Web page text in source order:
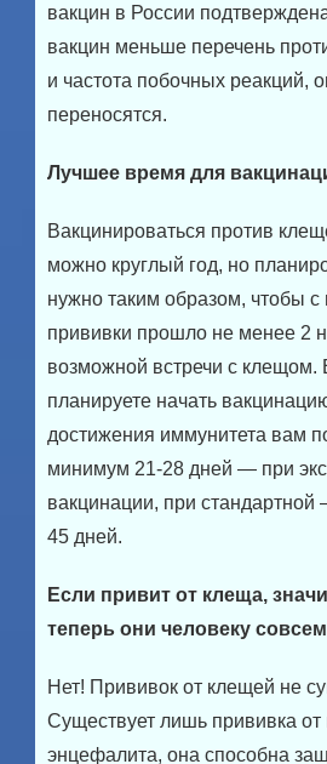
вакцин в России
вакцин меньше перечень
и частота побочных реакций,
переносятся.
Лучшее время для
Вакцинироваться против
можно круглый год, но
нужно таким образом, чтобы
прививки прошло не менее 2
возможной встречи с клещом.
планируете начать
достижения иммунитета вам
минимум 21-28 дней — при
вакцинации, при
45 дней.
Если привит от клеща,
теперь они человеку
Нет! Прививок от клещей не
Существует лишь прививка от
энцефалита, она способна